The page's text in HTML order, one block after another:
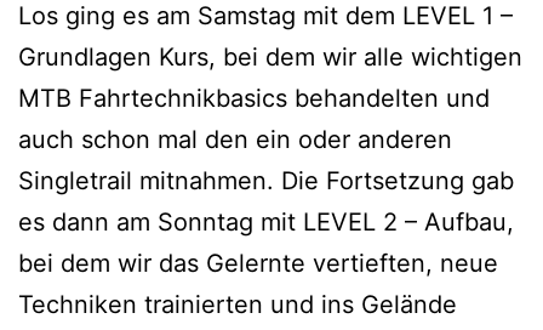
Los ging es am Samstag mit dem LEVEL 1 –
Grundlagen Kurs, bei dem wir alle wichtigen
MTB Fahrtechnikbasics behandelten und
auch schon mal den ein oder anderen
Singletrail mitnahmen. Die Fortsetzung gab
es dann am Sonntag mit LEVEL 2 – Aufbau,
bei dem wir das Gelernte vertieften, neue
Techniken trainierten und ins Gelände